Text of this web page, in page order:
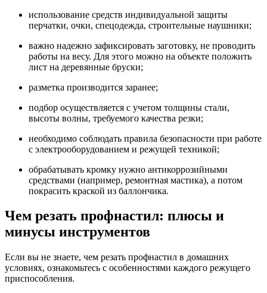
использование средств индивидуальной защиты
перчатки, очки, спецодежда, строительные наушники;
важно надежно зафиксировать заготовку, не проводить
работы на весу. Для этого можно на объекте положить
лист на деревянные бруски;
разметка производится заранее;
подбор осуществляется с учетом толщины стали,
высоты волны, требуемого качества резки;
необходимо соблюдать правила безопасности при работе
с электрооборудованием и режущей техникой;
обрабатывать кромку нужно антикоррозийными
средствами (например, ремонтная мастика), а потом
покрасить краской из баллончика.
Чем резать профнастил: плюсы и
минусы инструментов
Если вы не знаете, чем резать профнастил в домашних
условиях, ознакомьтесь с особенностями каждого режущего
приспособления.